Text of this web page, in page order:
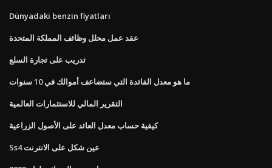
Dünyadaki benzin fiyatları
عقد عمل محلل وظائف المملكة المتحدة
تدريب على تجارة السلع
ما هو معدل الفائدة التي ستضاعف أموالك في 10 سنوات
التقرير المالي للاستثمارات العالمية
كيفية حساب معدل العائد على الأصول الزراعية
Ss4 عين شكل على الانترنت